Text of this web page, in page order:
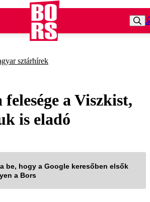
sztárhírek
a Viszkist,
is eladó
be, hogy a Google keresőben elsők
a Bors